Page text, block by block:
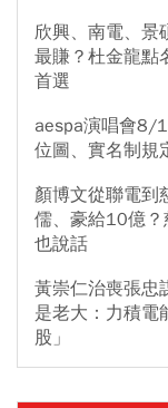
欣興、南電、景
最賺？杜金龍點
首選
aespa演唱會8/
位圖、實名制規
顏博文從聯電到
儒、豪給10億
也說話
黃崇仁治喪張忠
是老大：力積電
股」